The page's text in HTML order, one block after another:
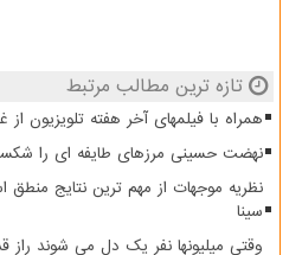
تازه ترین مطالب مرتبط
همراه با فیلمهای آخر هفته تلویزیون
نهضت حسینی مرزهای طایفه ای را
نظریه موجهات از مهم ترین نتایج منطق
سینا
وقتی میلیونها نفر یک دل می شوند راز